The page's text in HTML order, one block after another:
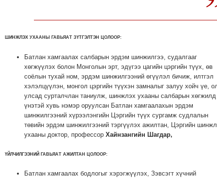
ЭРГЭН
ТОЙРОНД
ТОЙРОНД
ТОДОТГОЛЫН
ШИНЖЛЭХ УХААНЫ ГАВЬЯАТ ЗҮТГЭЛТЭН ЦОЛООР:
Батлан хамгаалах салбарын эрдэм шинжилгээ, судалгааг
хөгжүүлэх болон Монголын эрт, эдүгээ цагийн цэргийн түүх, өв
соёлын тухай ном, эрдэм шинжилгээний өгүүлэл бичиж, илтгэл
хэлэлцүүлэн, монгол цэргийн түүхэн замналыг залуу хойч үе,
улсад сурталчлан таниулж, шинжлэх ухааны салбарын хөгжилд
үнэтэй хувь нэмэр оруулсан Батлан хамгаалахын эрдэм
шинжилгээний хүрээлэнгийн Цэргийн түүх сургамж судлалын
төвийн эрдэм шинжилгээний тэргүүлэх ажилтан, Цэргийн
ухааны доктор, профессор Хайнзангийн Шагдар,
ҮЙЛЧИЛГЭЭНИЙ ГАВЬЯАТ АЖИЛТАН ЦОЛООР:
Батлан хамгаалах бодлогыг хэрэгжүүлэх, Зэвсэгт хүчний